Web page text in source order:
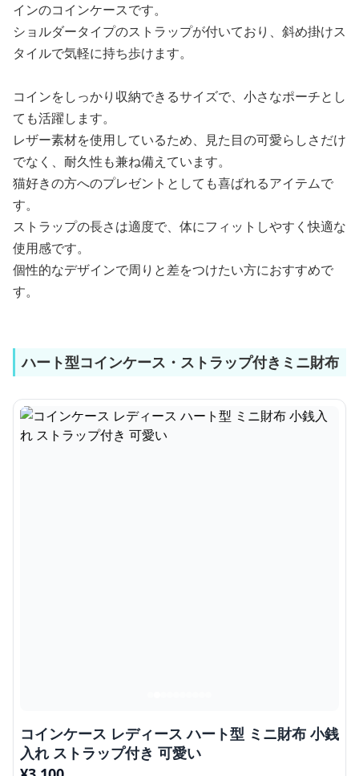
インのコインケースです。
ショルダータイプのストラップが付いており、斜め掛けス
タイルで気軽に持ち歩けます。
コインをしっかり収納できるサイズで、小さなポーチとし
ても活躍します。
レザー素材を使用しているため、見た目の可愛らしさだけ
でなく、耐久性も兼ね備えています。
猫好きの方へのプレゼントとしても喜ばれるアイテムで
す。
ストラップの長さは適度で、体にフィットしやすく快適な
使用感です。
個性的なデザインで周りと差をつけたい方におすすめで
す。
ハート型コインケース・ストラップ付きミニ財布
コインケース レディース ハート型 ミニ財布 小銭
入れ ストラップ付き 可愛い